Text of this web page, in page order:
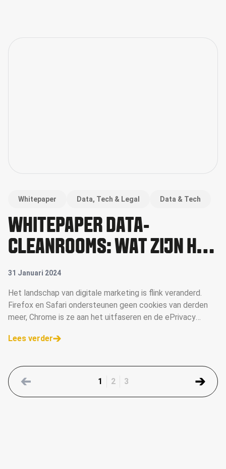
Whitepaper Data, Tech & Legal Data & Tech
WHITEPAPER DATA-
CLEANROOMS: WAT ZIJN HET
EN HOE ZET JE ZE EFFECTIEF
IN?
31 Januari 2024
Het landschap van digitale marketing is flink veranderd.
Firefox en Safari ondersteunen geen cookies van derden
meer, Chrome is ze aan het uitfaseren en de ePrivacy
toestemming v
Lees verder
1 2 3